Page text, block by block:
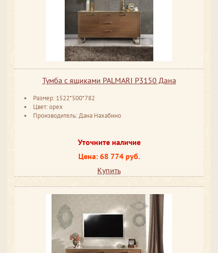
Тумба с ящиками PALMARI P3150 Дана
Размер: 1522*500*782
Цвет: орех
Производитель: Дана Нахабино
Уточните наличие
Цена: 68 774 руб.
Купить